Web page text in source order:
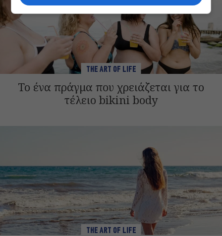
THE ART OF LIFE
Το ένα πράγμα που χρειάζεται για το
τέλειο bikini body
THE ART OF LIFE